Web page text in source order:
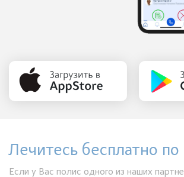
Лечитесь бесплатно
Если у Вас полис одного из наших